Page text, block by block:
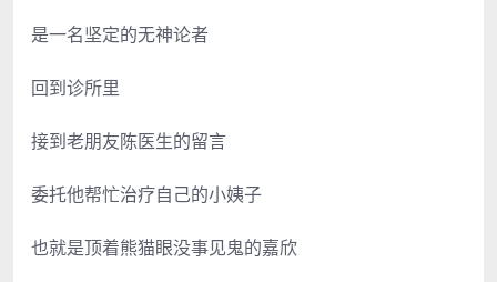
是一名坚定的无神论者
回到诊所里
接到老朋友陈医生的留言
委托他帮忙治疗自己的小姨子
也就是顶着熊猫眼没事见鬼的嘉欣